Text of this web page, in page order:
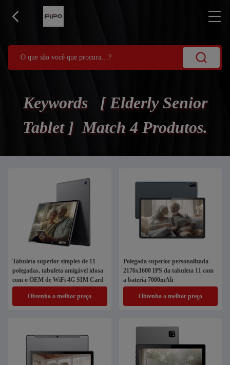
Keywords [ Elderly Senior
Tablet ] Match 4 Produtos.
Tabuleta superior simples de 11
polegadas, tabuleta amigável idosa
com o OEM de WiFi 4G SIM Card
Obtenha o melhor preço
Polegada superior personalizada
2176x1600 IPS da tabuleta 11 com
a bateria 7000mAh
Obtenha o melhor preço